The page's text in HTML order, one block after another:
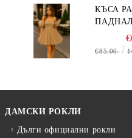
КЪСА
€85.00
ДАМСКИ РОКЛИ
Дълги официални рокли